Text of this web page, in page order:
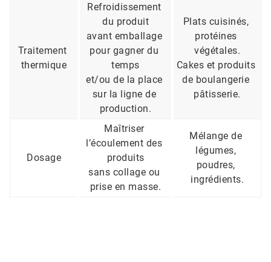
Traitement
thermique
Refroidissement
du produit
avant emballage
pour gagner du
temps
et/ou de la place
sur la ligne de
production.
Plats cuisinés,
protéines
végétales.
Cakes et produits
de boulangerie
pâtisserie.
Dosage
Maîtriser
l’écoulement des
produits
sans collage ou
prise en masse.
Mélange de
légumes,
poudres,
ingrédients.